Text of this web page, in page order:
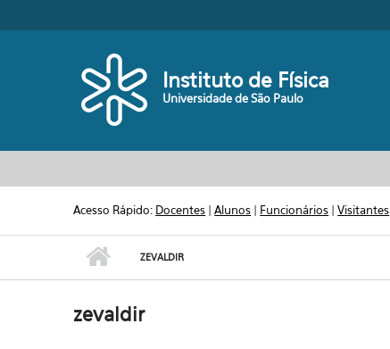
Instituto de Física
Universidade de São Paulo
Acesso Rápido: Docentes |Alunos | Funcionários |Visitantes
ZEVALDIR
zevaldir